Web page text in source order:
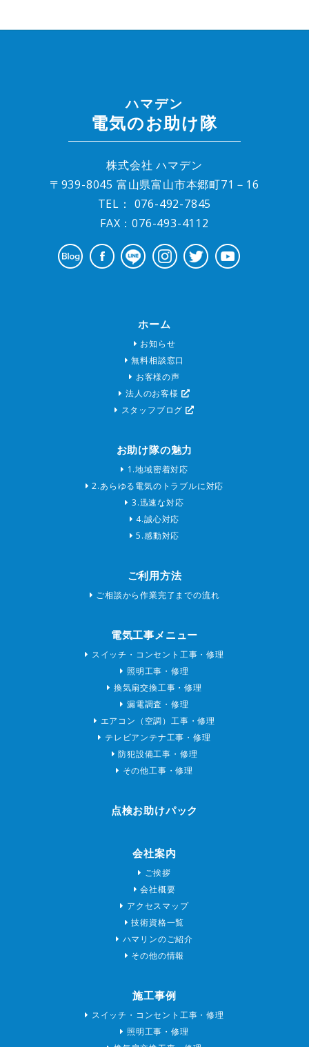
ハマデン
電気のお助け隊
株式会社 ハマデン
〒939-8045 富山県富山市本郷町71－16
TEL： 076-492-7845
FAX：076-493-4112
ホーム
お知らせ
無料相談窓口
お客様の声
法人のお客様
スタッフブログ
お助け隊の魅力
1.地域密着対応
2.あらゆる電気のトラブルに対応
3.迅速な対応
4.誠心対応
5.感動対応
ご利用方法
ご相談から作業完了までの流れ
電気工事メニュー
スイッチ・コンセント工事・修理
照明工事・修理
換気扇交換工事・修理
漏電調査・修理
エアコン（空調）工事・修理
テレビアンテナ工事・修理
防犯設備工事・修理
その他工事・修理
点検お助けパック
会社案内
ご挨拶
会社概要
アクセスマップ
技術資格一覧
ハマリンのご紹介
その他の情報
施工事例
スイッチ・コンセント工事・修理
照明工事・修理